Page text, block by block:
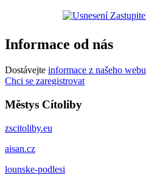
Informace od nás
Dostávejte informace z našeho webu
Chci se zaregistrovat
Městys Cítoliby
zscitoliby.eu
aisan.cz
lounske-podlesi